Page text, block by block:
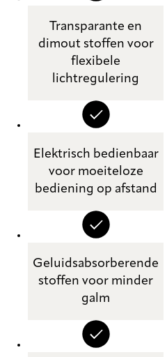
Transparante en
dimout stoffen voor
flexibele
lichtregulering
Elektrisch bedienbaar
voor moeiteloze
bediening op afstand
Geluidsabsorberende
stoffen voor minder
galm